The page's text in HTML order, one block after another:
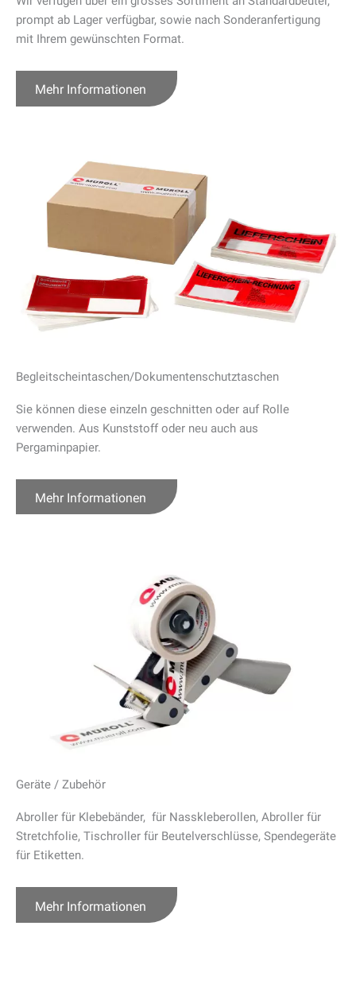
prompt ab Lager verfügbar, sowie nach Sonderanfertigung
mit Ihrem gewünschten Format.
Mehr Informationen
Begleitschein­taschen/Doku­menten­schutz­taschen
Sie können diese einzeln geschnitten oder auf Rolle
verwenden. Aus Kunststoff oder neu auch aus
Pergaminpapier.
Mehr Informationen
Geräte / Zubehör
Abroller für Klebebänder, für Nasskleberollen, Abroller für
Stretchfolie, Tischroller für Beutelverschlüsse, Spendegeräte
für Etiketten.
Mehr Informationen